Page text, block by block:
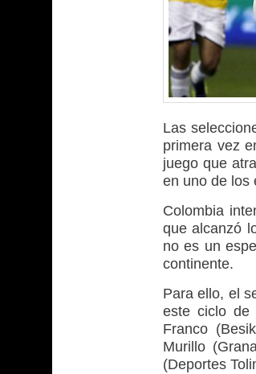
Las
primera vez
juego que
en uno de los
Colombia
que alcanzó
no es un
continente.
Para ello, el
este ciclo de
Franco
Murillo
(Deportes